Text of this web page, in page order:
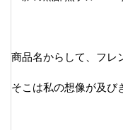
商品名からして、フレ
そこは私の想像が及び